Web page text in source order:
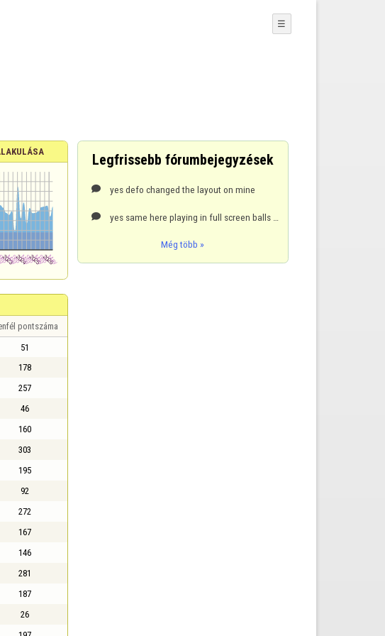
☰
pontszáma
51
178
257
46
160
303
195
92
272
167
146
281
187
26
Legfrissebb fórumbejegyzések
 yes defo changed the layout on mine

Még több »